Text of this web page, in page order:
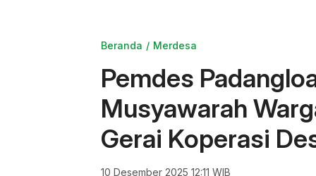
Beranda Merdesa
Pemdes
Musyawarah
Gerai Koperasi
10 Desember 2025 12:11 WIB